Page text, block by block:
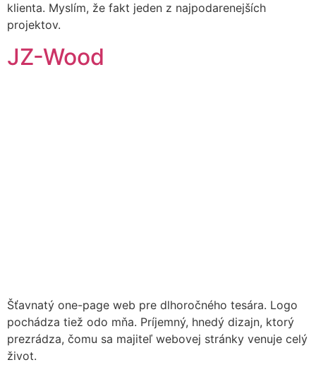
klienta. Myslím, že fakt jeden z najpodarenejších
projektov.
JZ-Wood
Šťavnatý one-page web pre dlhoročného tesára. Logo
pochádza tiež odo mňa. Príjemný, hnedý dizajn, ktorý
prezrádza, čomu sa majiteľ webovej stránky venuje celý
život.